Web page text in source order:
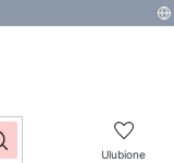
Ulubione